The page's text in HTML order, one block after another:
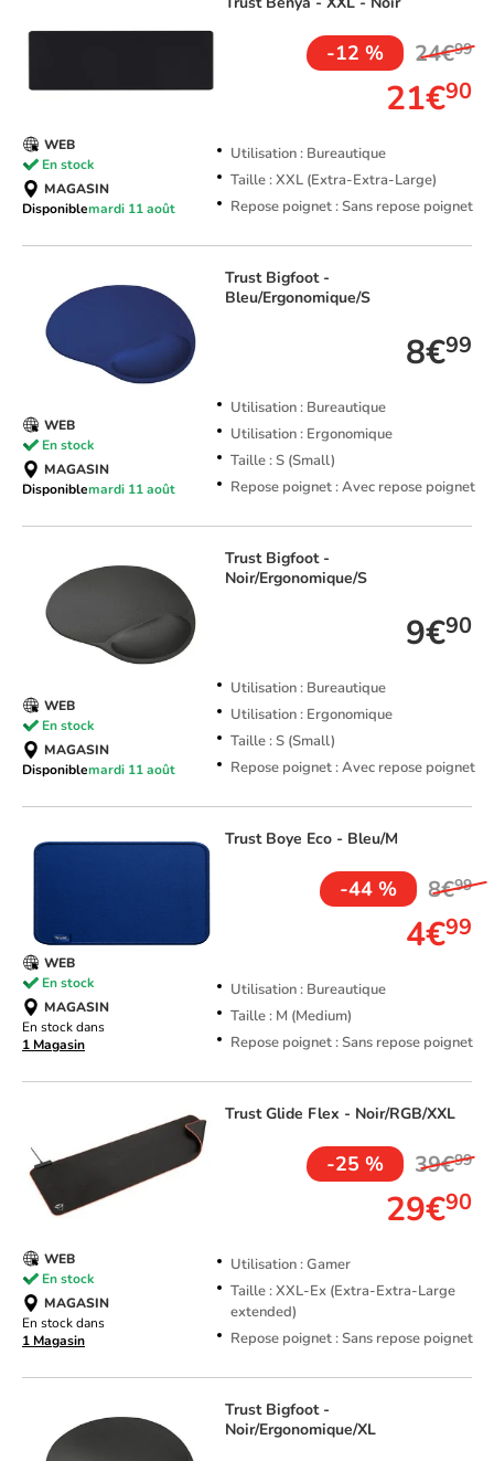
-12 % 24€99
21€90
Utilisation : Bureautique
Taille : XXL (Extra-Extra-Large)
Repose poignet : Sans repose poignet
WEB
En stock
MAGASIN
Disponiblemardi 11 août
Trust Bigfoot -
Bleu/Ergonomique/S
8€99
Utilisation : Bureautique
Utilisation : Ergonomique
Taille : S (Small)
Repose poignet : Avec repose poignet
WEB
En stock
MAGASIN
Disponiblemardi 11 août
Trust Bigfoot -
Noir/Ergonomique/S
9€90
Utilisation : Bureautique
Utilisation : Ergonomique
Taille : S (Small)
Repose poignet : Avec repose poignet
WEB
En stock
MAGASIN
Disponiblemardi 11 août
Trust Boye Eco - Bleu/M
-44 % 8€99
4€99
Utilisation : Bureautique
Taille : M (Medium)
Repose poignet : Sans repose poignet
WEB
En stock
MAGASIN
En stock dans
1 Magasin
TrustGlide Flex - Noir/RGB/XXL
-25 % 39€99
29€90
Utilisation : Gamer
Taille : XXL-Ex (Extra-Extra-Large
extended)
Repose poignet : Sans repose poignet
WEB
En stock
MAGASIN
En stock dans
1 Magasin
Trust Bigfoot -
Noir/Ergonomique/XL